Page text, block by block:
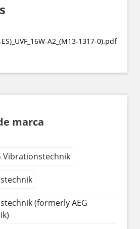
ES)_UVF_16W-A2_(M13-1317-0).pdf
marca
Vibrationstechnik
(formerly AEG